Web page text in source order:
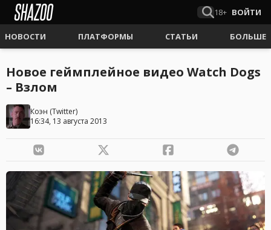
18+ ВОЙТИ
НОВОСТИ ПЛАТФОРМЫ СТАТЬИ БОЛЬШЕ
Новое геймплейное видео Watch Dogs
– Взлом
Коэн (Twitter)
16:34, 13 августа 2013